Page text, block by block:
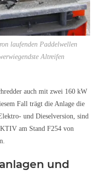
laufenden Paddelwellen
Altreifen
auch mit zwei 160 kW
Fall trägt die Anlage die
und Dieselversion, sind
am Stand F254 von
und